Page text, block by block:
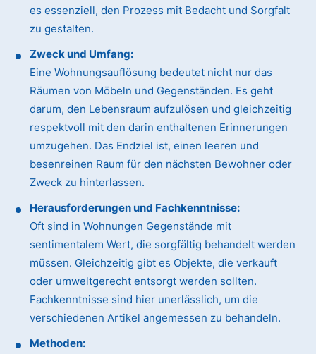
es essenziell, den Prozess mit Bedacht und Sorgfalt
zu gestalten.
Zweck und Umfang:
Eine Wohnungsauflösung bedeutet nicht nur das
Räumen von Möbeln und Gegenständen. Es geht
darum, den Lebensraum aufzulösen und gleichzeitig
respektvoll mit den darin enthaltenen Erinnerungen
umzugehen. Das Endziel ist, einen leeren und
besenreinen Raum für den nächsten Bewohner oder
Zweck zu hinterlassen.
Herausforderungen und Fachkenntnisse:
Oft sind in Wohnungen Gegenstände mit
sentimentalem Wert, die sorgfältig behandelt werden
müssen. Gleichzeitig gibt es Objekte, die verkauft
oder umweltgerecht entsorgt werden sollten.
Fachkenntnisse sind hier unerlässlich, um die
verschiedenen Artikel angemessen zu behandeln.
Methoden: